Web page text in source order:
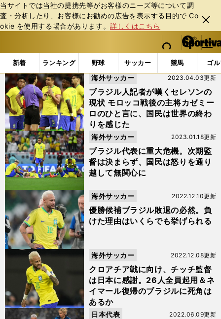
当サイトでは当社の提携先等がお客様のニーズ等について調
査・分析したり、お客様にお勧めの広告を表⽰する⽬的で Co
okie を使⽤する場合があります。詳しくはこちら
閉じ
る
web Sportiva (webスポルティーバ)
検索
マイペ
ー
ジ
メニュ
新着 ランキング 野球 サッカー 競馬 ゴ
b
ス
ポ
ル
テ
ィ
ー
バ
「#チッチ」の最新ニュース・ 情報
ブラジル人記者が嘆くセレソンの
現状 モロッコ戦後の主将カゼミー
ロのひと言に、国民は世界の終わ
りを感じた
2023.04.03更新
海外サッカー
ブラジル代表に重大危機。次期監
督は決まらず、国民は怒りを通り
越して無関心に
2023.01.18更新
海外サッカー
優勝候補ブラジル敗退の必然。負
けた理由はいくらでも挙げられる
2022.12.10更新
海外サッカー
クロアチア戦に向け、チッチ監督
は日本に感謝。26人全員起用＆ネ
イマール復帰のブラジルに死角は
あるか
2022.12.08更新
海外サッカー
2022.06.09更新
日本代表